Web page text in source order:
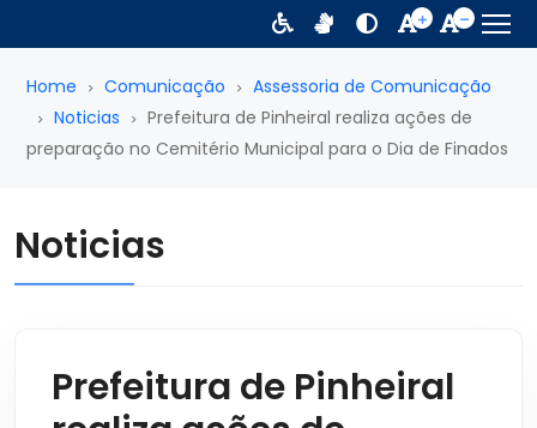
Home Comunicação
Assessoria de Comunicação
Noticias
Prefeitura de Pinheiral realiza ações de
preparação no Cemitério Municipal para o Dia de Finados
Noticias
Prefeitura de Pinheiral